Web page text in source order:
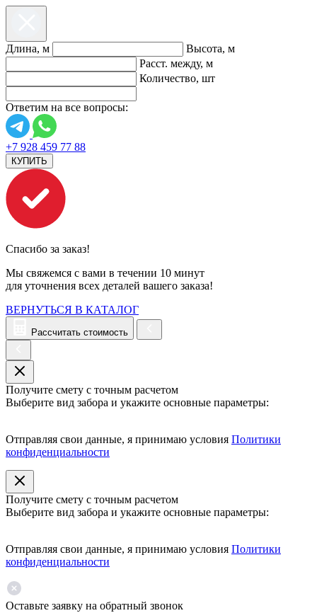
Длина, м
Высота, м
Расст. между, м
Количество, шт
Ответим на все вопросы:
+7 928 459 77 88
КУПИТЬ
Спасибо за заказ!
Мы свяжемся с вами в течении 10 минут
для уточнения всех деталей вашего заказа!
ВЕРНУТЬСЯ В КАТАЛОГ
Рассчитать стоимость
Получите смету с точным расчетом
Выберите вид забора и укажите основные параметры:
Отправляя свои данные, я принимаю условия Политики
конфиденциальности
Получите смету с точным расчетом
Выберите вид забора и укажите основные параметры:
Отправляя свои данные, я принимаю условия Политики
конфиденциальности
Оставьте заявку на обратный звонок